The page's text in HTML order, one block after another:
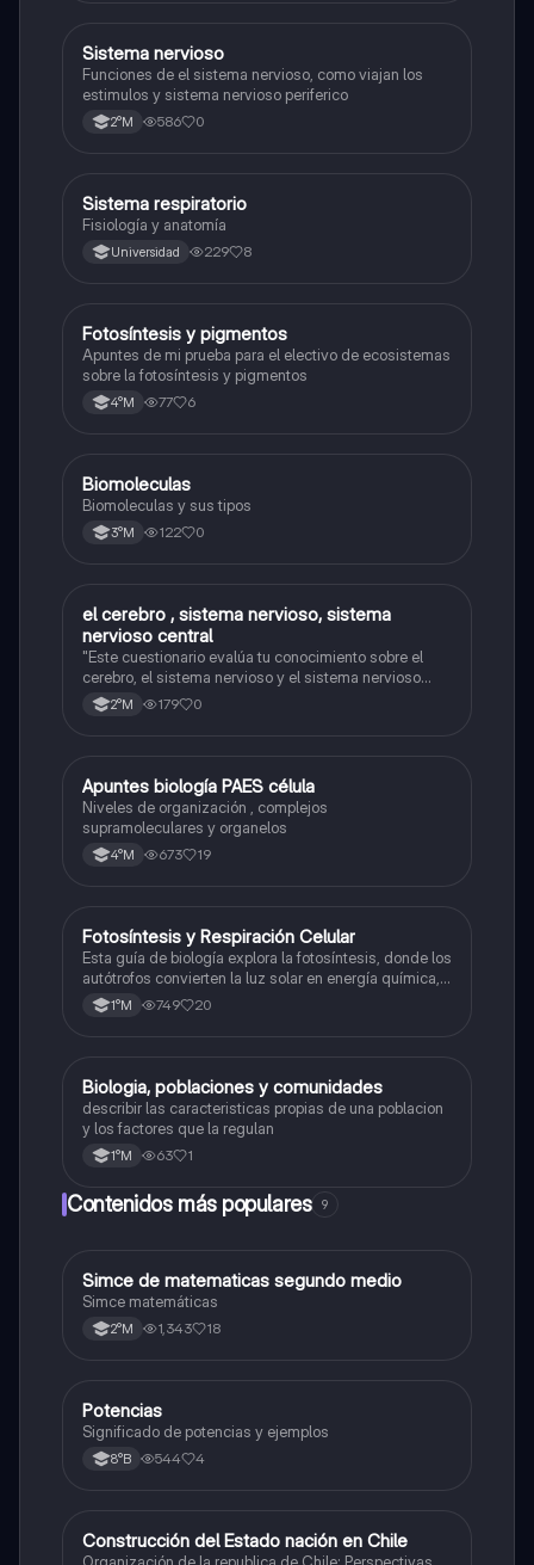
SBiología
Sistema nervioso
Funciones de el sistema nervioso, como viajan los
estimulos y sistema nervioso periferico
2°M 586 0
Biología
Sistema respiratorio
Fisiología y anatomía
Universidad 229 8
Biología
Fotosíntesis y pigmentos
Apuntes de mi prueba para el electivo de ecosistemas
sobre la fotosíntesis y pigmentos
4°M 77 6
Biología
Biomoleculas
Biomoleculas y sus tipos
3°M 122 0
Biología
el cerebro , sistema nervioso, sistema
nervioso central
"Este cuestionario evalúa tu conocimiento sobre el
cerebro, el sistema nervioso y el sistema nervioso
central."
2°M 179 0
Biología
Apuntes biología PAES célula
Niveles de organización , complejos
supramoleculares y organelos
4°M 673 19
Biología
Fotosíntesis y Respiración Celular
Esta guía de biología explora la fotosíntesis, donde los
autótrofos convierten la luz solar en energía química, y
la respiración celular, un proceso vital para el flujo de
energía en los ecosistemas.
1°M 749 20
Biología
Biologia, poblaciones y comunidades
describir las caracteristicas propias de una poblacion
y los factores que la regulan
1°M 63 1
Contenidos más populares 9
Matemáticas
Simce de matematicas segundo medio
Simce matemáticas
2°M 1,343 18
Matemáticas
Potencias
Significado de potencias y ejemplos
8°B 544 4
Historia
Construcción del Estado nación en Chile